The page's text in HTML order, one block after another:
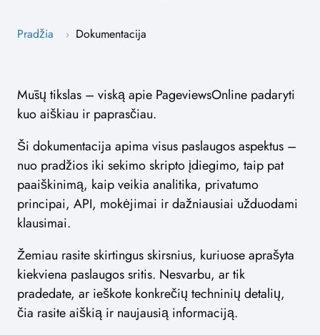
Pradžia › Dokumentacija
Mūsų tikslas – viską apie PageviewsOnline padaryti
kuo aiškiau ir paprasčiau.
Ši dokumentacija apima visus paslaugos aspektus –
nuo pradžios iki sekimo skripto įdiegimo, taip pat
paaiškinimą, kaip veikia analitika, privatumo
principai, API, mokėjimai ir dažniausiai užduodami
klausimai.
Žemiau rasite skirtingus skirsnius, kuriuose aprašyta
kiekviena paslaugos sritis. Nesvarbu, ar tik
pradedate, ar ieškote konkrečių techninių detalių,
čia rasite aiškią ir naujausią informaciją.